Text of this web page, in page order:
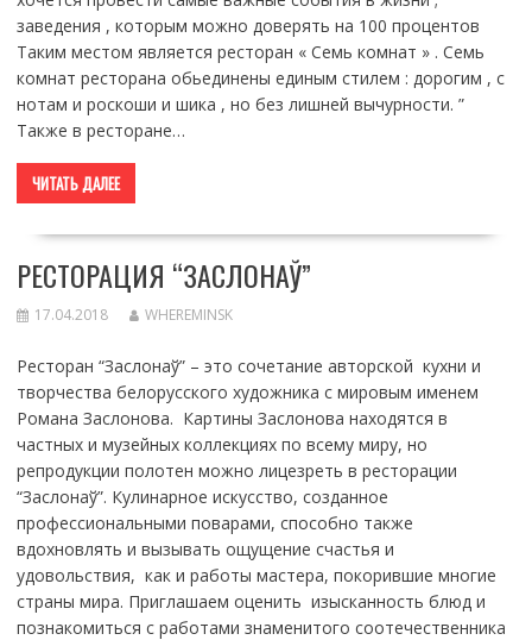
заведения , которым можно доверять на 100 процентов
Таким местом является ресторан « Семь комнат » . Семь
комнат ресторана обьединены единым стилем : дорогим , с
нотам и роскоши и шика , но без лишней вычурности. ”
Также в ресторане…
ЧИТАТЬ ДАЛЕЕ
РЕСТОРАЦИЯ “ЗАСЛОНАЎ”
17.04.2018 WHEREMINSK
Ресторан “Заслонаў” – это сочетание авторской кухни и
творчества белорусского художника с мировым именем
Романа Заслонова. Картины Заслонова находятся в
частных и музейных коллекциях по всему миру, но
репродукции полотен можно лицезреть в ресторации
“Заслонаў”. Кулинарное искусство, созданное
профессиональными поварами, способно также
вдохновлять и вызывать ощущение счастья и
удовольствия, как и работы мастера, покорившие многие
страны мира. Приглашаем оценить изысканность блюд и
познакомиться с работами знаменитого соотечественника